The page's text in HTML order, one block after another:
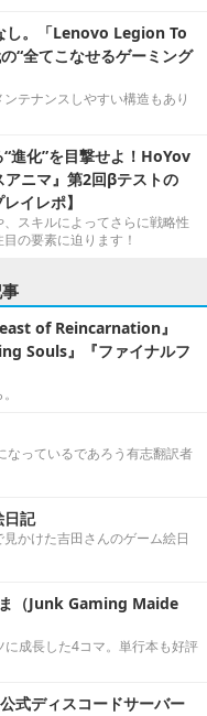
し。「Lenovo Legion To
“全てこなせるゲーミング
テナンスしやすい構造もあり
進化”を目撃せよ！HoYov
ニマ』第2回βテストの
イレポ】
スキルによってさらに戦略性
の要素に迫ります！
of Reincarnation』
Souls』『ファイナルフ
なっているであろう有志翻訳者
日記
かけた吉田さんのゲーム絵日
ま（Junk Gaming Maide
成長した4コマ。単行本も好評
式ディスコードサーバー